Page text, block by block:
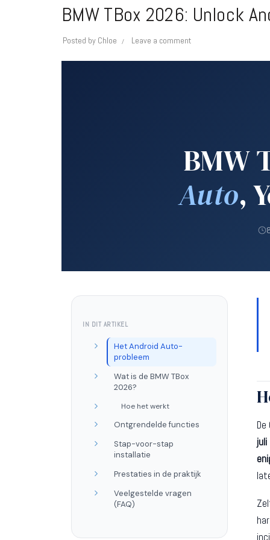
BMW TBox 2026: Unlock
Posted by Chloe Leave a comment
BMW
Auto,
IN DIT ARTIKEL
Het Android Auto-
probleem
Wat is de BMW TBox
2026?
Hoe het werkt
Ontgrendelde functies
Stap-voor-stap
installatie
Prestaties in de praktijk
Veelgestelde vragen
(FAQ)